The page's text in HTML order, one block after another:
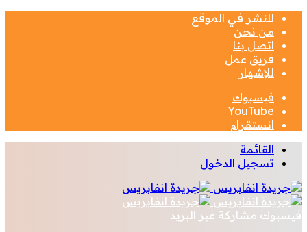
للنشر في الموقع
من نحن
اتصل بنا
فريق عمل
للإشهار
فيسبوك
‫YouTube
انستقرام
القائمة
تسجيل الدخول
فيسبوك مشاركة عبر البريد